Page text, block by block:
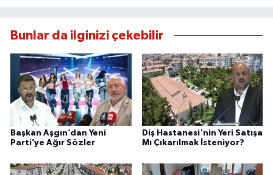
Bunlar da ilginizi çekebilir
Başkan Aşgın’dan Yeni
Parti’ye Ağır Sözler
Diş Hastanesi'nin Yeri Satışa
Mı Çıkarılmak İsteniyor?